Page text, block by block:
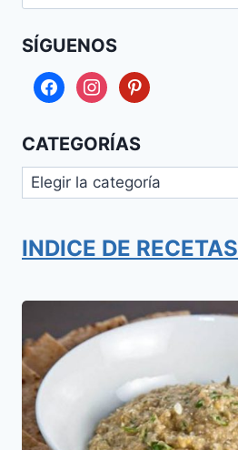
SÍGUENOS
facebookinstagrampinterest
CATEGORÍAS
Categorías
INDICE DE RECETAS
Ensalada
Berenjenas